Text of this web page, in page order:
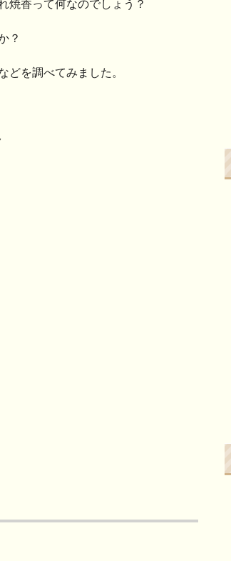
焼香って何なのでしょう？
？
どを調べてみました。